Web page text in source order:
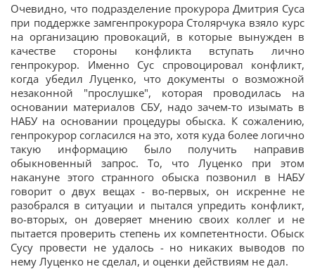
Очевидно, что подразделение прокурора Дмитрия Суса
при поддержке замгенпрокурора Столярчука взяло курс
на организацию провокаций, в которые вынужден в
качестве стороны конфликта вступать лично
генпрокурор. Именно Сус спровоцировал конфликт,
когда убедил Луценко, что документы о возможной
незаконной "прослушке", которая проводилась на
основании материалов СБУ, надо зачем-то изымать в
НАБУ на основании процедуры обыска. К сожалению,
генпрокурор согласился на это, хотя куда более логично
такую информацию было получить направив
обыкновенный запрос. То, что Луценко при этом
накануне этого странного обыска позвонил в НАБУ
говорит о двух вещах - во-первых, он искренне не
разобрался в ситуации и пытался упредить конфликт,
во-вторых, он доверяет мнению своих коллег и не
пытается проверить степень их компетентности. Обыск
Сусу провести не удалось - но никаких выводов по
нему Луценко не сделал, и оценки действиям не дал.